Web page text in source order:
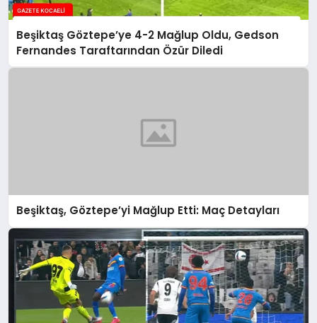
Beşiktaş Göztepe’ye 4-2 Mağlup Oldu, Gedson
Fernandes Taraftarından Özür Diledi
Beşiktaş, Göztepe’yi Mağlup Etti: Maç Detayları